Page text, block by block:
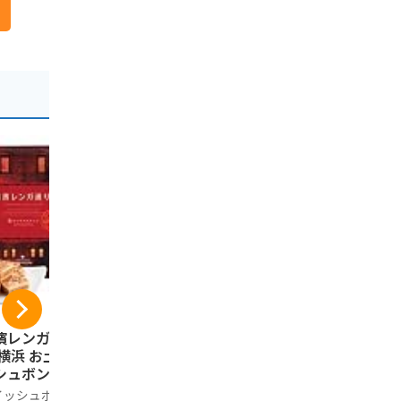
レンガ通り12個
浜 お土産 ウイ
ュボン お取り寄
フト 贈答用 お
シュボン